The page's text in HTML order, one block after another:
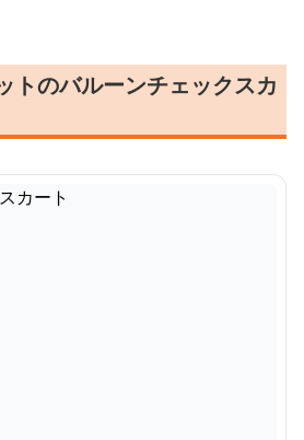
トのバルーンチェックスカ